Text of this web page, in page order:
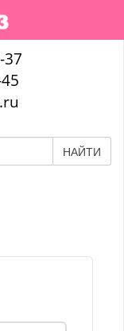
37
НАЙТИ